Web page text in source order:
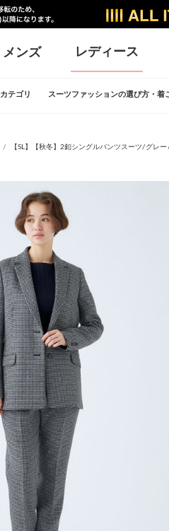
メンズ レディース
カテゴリ スーツファッションの選び方・着
【SL】【秋冬】2釦シングルパンツスーツ/グレ